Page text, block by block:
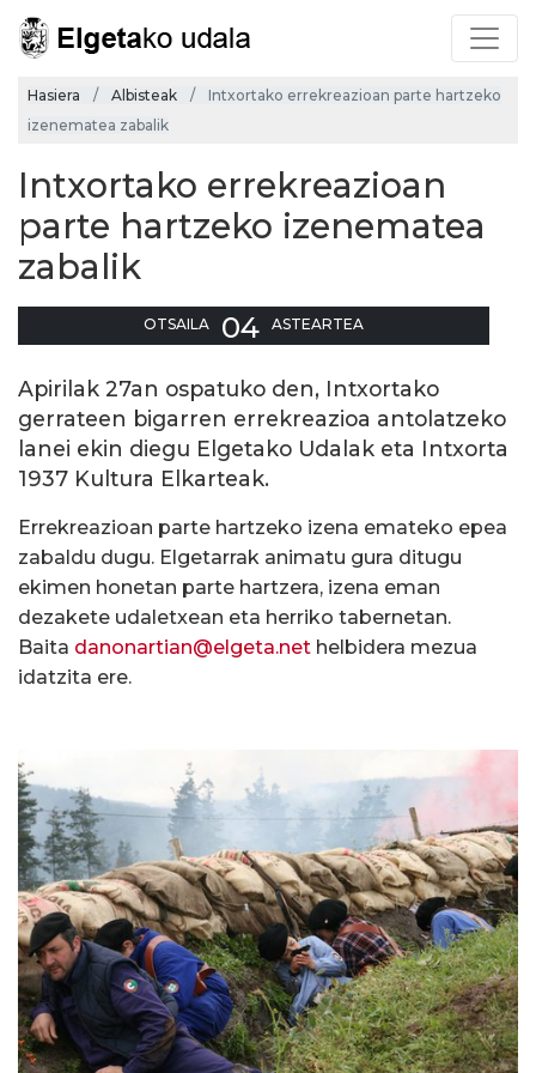
Hasiera Albisteak
Intxortako errekreazioan parte hartzeko
izenematea zabalik
Intxortako errekreazioan
parte hartzeko izenematea
zabalik
OTSAILA 04 ASTEARTEA
Apirilak 27an ospatuko den, Intxortako
gerrateen bigarren errekreazioa antolatzeko
lanei ekin diegu Elgetako Udalak eta Intxorta
1937 Kultura Elkarteak.
Errekreazioan parte hartzeko izena emateko epea
zabaldu dugu. Elgetarrak animatu gura ditugu
ekimen honetan parte hartzera, izena eman
dezakete udaletxean eta herriko tabernetan.
Baita danonartian@elgeta.net helbidera mezua
idatzita ere.